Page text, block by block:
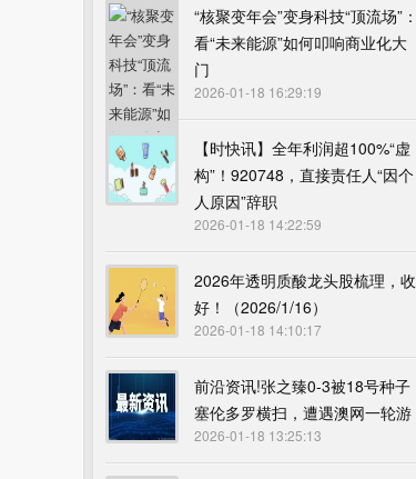
“核聚变年会”变身科技“顶流场”：
看“未来能源”如何叩响商业化大
门
2026-01-18 16:29:19
【时快讯】全年利润超100%“虚
构”！920748，直接责任人“因个
人原因”辞职
2026-01-18 14:22:59
2026年透明质酸龙头股梳理，收
好！（2026/1/16）
2026-01-18 14:10:17
前沿资讯!张之臻0-3被18号种子
塞伦多罗横扫，遭遇澳网一轮游
2026-01-18 13:25:13